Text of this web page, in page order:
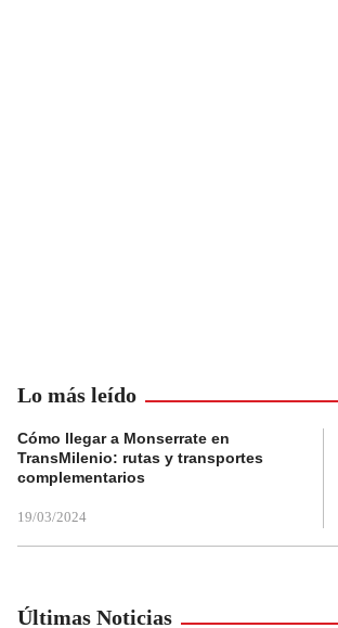
Lo más leído
Cómo llegar a Monserrate en
TransMilenio: rutas y transportes
complementarios
19/03/2024
Últimas Noticias